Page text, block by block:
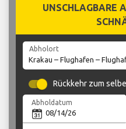
UNSCHLAGBARE
Abholort
Rückkehr zum
Abholdatum